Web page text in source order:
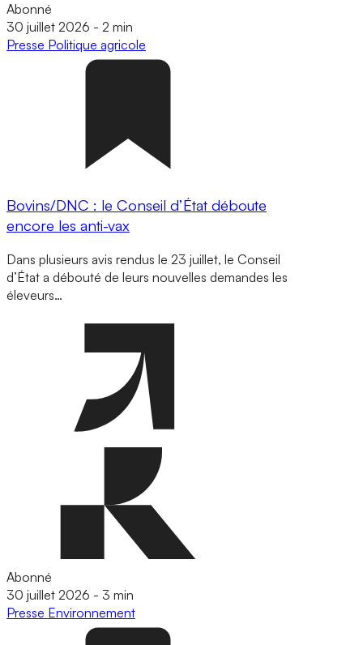
Abonné
30 juillet 2026 - 2 min
Presse Politique agricole
Bovins/DNC : le Conseil d’État déboute
encore les anti-vax
Dans plusieurs avis rendus le 23 juillet, le Conseil
d’État a débouté de leurs nouvelles demandes les
éleveurs…
Abonné
30 juillet 2026 - 3 min
Presse Environnement